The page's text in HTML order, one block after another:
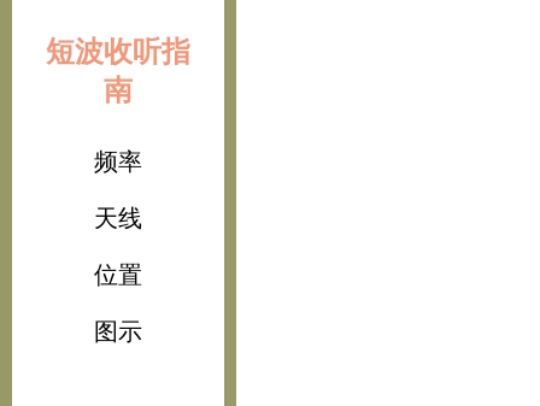
短波收听指
南
频率
天线
位置
图示